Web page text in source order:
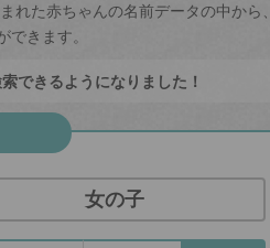
れた赤ちゃんの名前データの中から、
きます。
できるようになりました！
女の子